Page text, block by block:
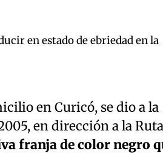
en estado de ebriedad en la
en Curicó, se dio a la
en dirección a la
franja de color negro